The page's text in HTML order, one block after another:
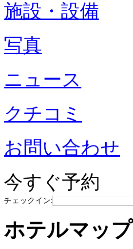
施設・設備
写真
ニュース
クチコミ
お問い合わせ
今すぐ予約
チェックイン:
ホテルマップ